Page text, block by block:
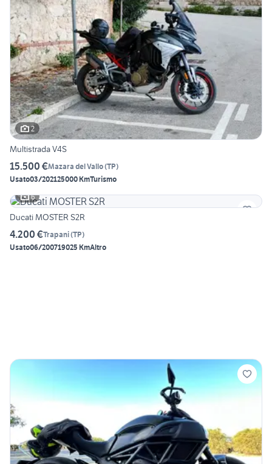
2
Multistrada V4S
15.500 €Mazara del Vallo(TP)
Usato03/202125000 KmTurismo
6
Ducati MOSTER S2R
4.200 €Trapani(TP)
Usato06/200719025 KmAltro